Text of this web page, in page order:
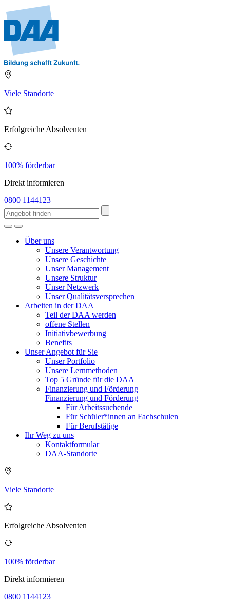
Viele Standorte
Erfolgreiche Absolventen
100% förderbar
Direkt informieren
0800 1144123
Über uns
Unsere Verantwortung
Unsere Geschichte
Unser Management
Unsere Struktur
Unser Netzwerk
Unser Qualitätsversprechen
Arbeiten in der DAA
Teil der DAA werden
offene Stellen
Initiativbewerbung
Benefits
Unser Angebot für Sie
Unser Portfolio
Unsere Lernmethoden
Top 5 Gründe für die DAA
Finanzierung und Förderung
Finanzierung und Förderung
Für Arbeitssuchende
Für Schüler*innen an Fachschulen
Für Berufstätige
Ihr Weg zu uns
Kontaktformular
DAA-Standorte
Viele Standorte
Erfolgreiche Absolventen
100% förderbar
Direkt informieren
0800 1144123